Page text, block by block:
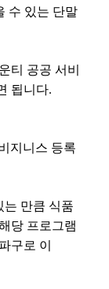
수 있는 단말
티 공공 서비
됩니다.
지니스 등록
는 만큼 식품
당 프로그램
구로 이